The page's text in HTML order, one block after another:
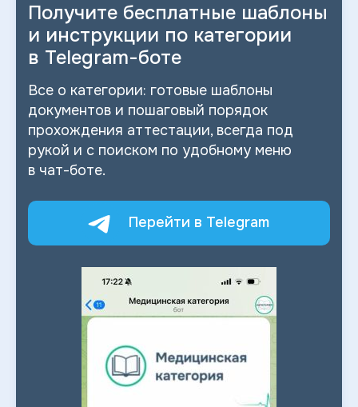
Получите бесплатные шаблоны
и инструкции по категории
в Telegram-боте
Все о категории: готовые шаблоны
документов и пошаговый порядок
прохождения аттестации, всегда под
рукой и с поиском по удобному меню
в чат-боте.
Перейти в Telegram